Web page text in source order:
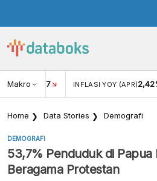
Makro
USD/IDR 17 INFLASI YOY (APR)
Home Data Stories Demografi
DEMOGRAFI
53,7% Penduduk di Papua
Beragama Protestan